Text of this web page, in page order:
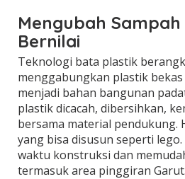
Mengubah
Bernilai
Teknologi bata plastik
menggabungkan plastik
menjadi bahan bangunan
plastik dicacah, dibersihkan,
bersama material pendukung.
yang bisa disusun seperti
waktu konstruksi dan
termasuk area pinggiran Garut.